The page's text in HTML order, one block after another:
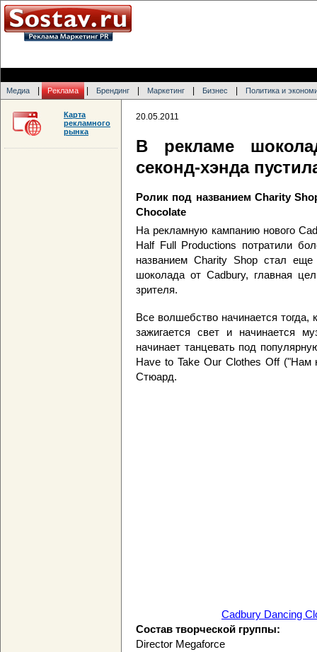
Медиа Реклама Брендинг Маркетинг Бизнес Политика и
20.05.2011
В рекламе
секонд-хэнда
Ролик под названием Charity
Chocolate
На рекламную кампанию нового
Half Full Productions потратили
названием Charity Shop стал
шоколада от Cadbury, главная
зрителя.
Все волшебство начинается тогда,
зажигается свет и начинается
начинает танцевать под
Have to Take Our Clothes Off ("Нам
Стюард.
Cadbury Dancing
Состав творческой группы:
Director Megaforce
Карта
рекламного
рынка